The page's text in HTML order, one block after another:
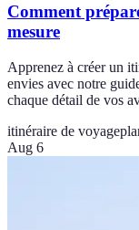
Comment
mesure
Apprenez à créer un
envies avec notre
chaque détail de vos
itinéraire de voyage
Aug 6